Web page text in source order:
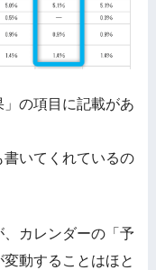
の項目に記載があ
いてくれているの
カレンダーの「予
変動することはほと